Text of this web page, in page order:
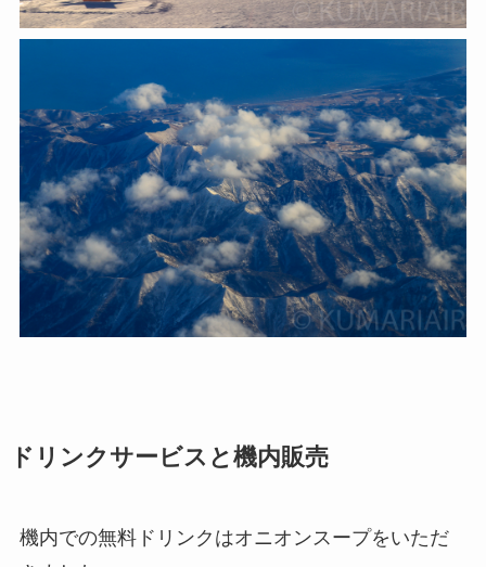
ドリンクサービスと機内販売
機内での無料ドリンクはオニオンスープをいただ